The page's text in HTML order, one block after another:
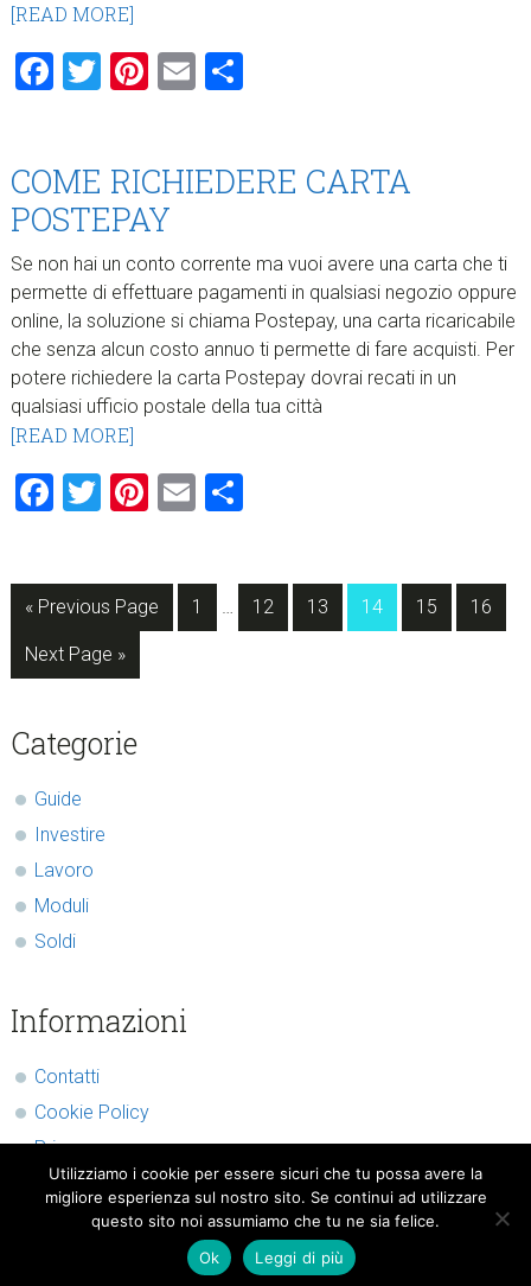
[READ MORE]
Facebook
Twitter
Pinterest
EmailCondividi
COME RICHIEDERE CARTA
POSTEPAY
Se non hai un conto corrente ma vuoi avere una carta che ti
permette di effettuare pagamenti in qualsiasi negozio oppure
online, la soluzione si chiama Postepay, una carta ricaricabile
che senza alcun costo annuo ti permette di fare acquisti. Per
potere richiedere la carta Postepay dovrai recati in un
qualsiasi ufficio postale della tua città
[READ MORE]
Facebook
Twitter
Pinterest
EmailCondividi
« Go
Previous Page Page
1
Interim
… Page
12 Page
13 Page
14 Page
15 Page
16
Go
to
Next Page »
sidebar
Blog
Categorie
Guide
Investire
Lavoro
Moduli
Soldi
Informazioni
Contatti
Cookie Policy
Privacy
Utilizziamo i cookie per essere sicuri che tu possa avere la
migliore esperienza sul nostro sito. Se continui ad utilizzare
questo sito noi assumiamo che tu ne sia felice.
Ok
Leggi di più